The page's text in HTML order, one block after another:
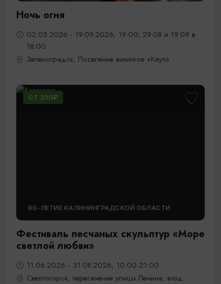
Ночь огня
02.05.2026 - 19.09.2026, 19:00; 29.08 и 19.09 в
18:00
Зеленоградск, Поселение викингов «Кауп»
ОТ 200₽
80-ЛЕТИЕ КАЛИНИНГРАДСКОЙ ОБЛАСТИ
Фестиваль песчаных скульптур «Море
светлой любви»
11.06.2026 - 31.08.2026, 10:00-21:00
Светлогорск, пересечение улицы Ленина, вход